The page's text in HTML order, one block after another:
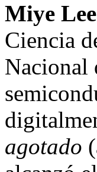
Miye Lee
Ciencia
Nacional
agotado